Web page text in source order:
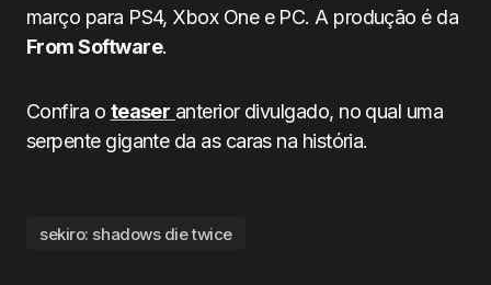
março para PS4, Xbox One e PC. A produção é da
From Software.
Confira o teaser anterior divulgado, no qual uma
serpente gigante da as caras na história.
sekiro: shadows die twice